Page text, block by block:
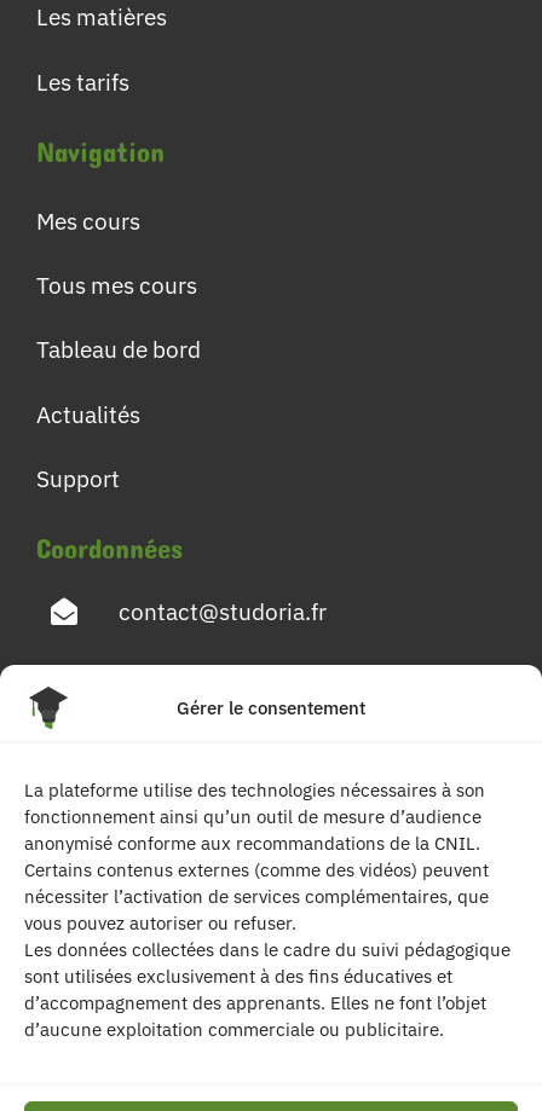
Gérer le consentement
La plateforme utilise des technologies nécessaires à son
fonctionnement ainsi qu’un outil de mesure d’audience
anonymisé conforme aux recommandations de la CNIL.
Certains contenus externes (comme des vidéos) peuvent
nécessiter l’activation de services complémentaires, que
vous pouvez autoriser ou refuser.
Les données collectées dans le cadre du suivi pédagogique
sont utilisées exclusivement à des fins éducatives et
d’accompagnement des apprenants. Elles ne font l’objet
d’aucune exploitation commerciale ou publicitaire.
Les matières
Les tarifs
Navigation
Mes cours
Tous mes cours
Tableau de bord
Actualités
Support
Coordonnées
contact@studoria.fr
4 Rue Georges Pompidou
Suivez-nous
| Les contenus publiés sur ce site sont